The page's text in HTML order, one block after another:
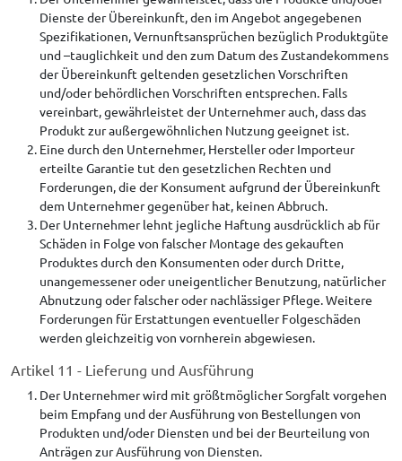
Dienste der Übereinkunft, den im Angebot angegebenen
Spezifikationen, Vernunftsansprüchen bezüglich Produktgüte
und –tauglichkeit und den zum Datum des Zustandekommens
der Übereinkunft geltenden gesetzlichen Vorschriften
und/oder behördlichen Vorschriften entsprechen. Falls
vereinbart, gewährleistet der Unternehmer auch, dass das
Produkt zur außergewöhnlichen Nutzung geeignet ist.
Eine durch den Unternehmer, Hersteller oder Importeur
erteilte Garantie tut den gesetzlichen Rechten und
Forderungen, die der Konsument aufgrund der Übereinkunft
dem Unternehmer gegenüber hat, keinen Abbruch.
Der Unternehmer lehnt jegliche Haftung ausdrücklich ab für
Schäden in Folge von falscher Montage des gekauften
Produktes durch den Konsumenten oder durch Dritte,
unangemessener oder uneigentlicher Benutzung, natürlicher
Abnutzung oder falscher oder nachlässiger Pflege. Weitere
Forderungen für Erstattungen eventueller Folgeschäden
werden gleichzeitig von vornherein abgewiesen.
Artikel 11 - Lieferung und Ausführung
Der Unternehmer wird mit größtmöglicher Sorgfalt vorgehen
beim Empfang und der Ausführung von Bestellungen von
Produkten und/oder Diensten und bei der Beurteilung von
Anträgen zur Ausführung von Diensten.